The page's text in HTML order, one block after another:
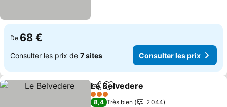
De 68 €
Consulter les prix de 7 sites Consulter les prix
PartagerAjouter à mes favoris
Le Belvedere
3 Étoiles
8,4 Très bien
2 044